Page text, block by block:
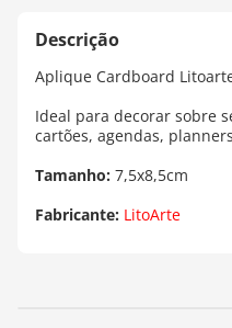
Aplique Cardboard
Ideal para decorar sobre
cartões, agendas,
Tamanho: 7,5x8,5cm
Fabricante: LitoArte